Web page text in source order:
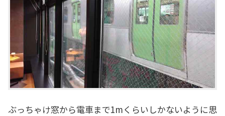
ぶっちゃけ窓から電車まで1mくらいしかないように思